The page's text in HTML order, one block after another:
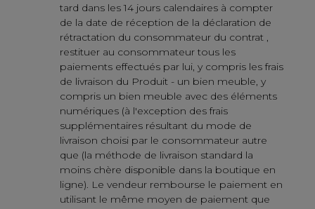
tard dans les 14 jours calendaires à compter
de la date de réception de la déclaration de
rétractation du consommateur du contrat ,
restituer au consommateur tous les
paiements effectués par lui, y compris les frais
de livraison du Produit - un bien meuble, y
compris un bien meuble avec des éléments
numériques (à l'exception des frais
supplémentaires résultant du mode de
livraison choisi par le consommateur autre
que (la méthode de livraison standard la
moins chère disponible dans la boutique en
ligne). Le vendeur rembourse le paiement en
utilisant le même moyen de paiement que